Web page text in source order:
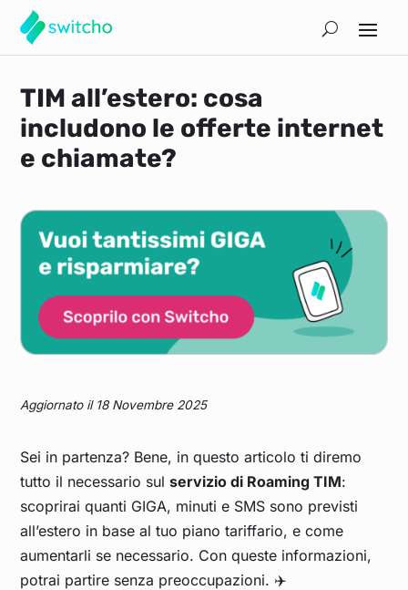
TIM all’estero: cosa
includono le offerte internet
e chiamate?
Aggiornato il 18 Novembre 2025
Sei in partenza? Bene, in questo articolo ti diremo
tutto il necessario sulservizio di Roaming TIM:
scoprirai quanti GIGA, minuti e SMS sono previsti
all’estero in base al tuo piano tariffario, e come
aumentarli se necessario. Con queste informazioni,
potrai partire senza preoccupazioni. ✈️